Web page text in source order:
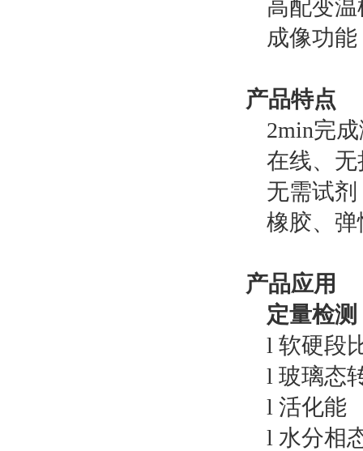
高配变
成像功
产品特点
2min完
在线、
无需试
橡胶、
产品应用
定量检测
l 软硬段
l 玻璃态
l 活化能
l 水分相